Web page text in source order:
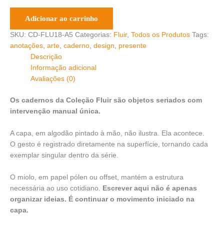
Adicionar ao carrinho
SKU: CD-FLU18-A5 Categorias: Fluir, Todos os Produtos Tags:
anotações, arte, caderno, design, presente
Descrição
Informação adicional
Avaliações (0)
Os cadernos da Coleção Fluir são objetos seriados com
intervenção manual única.
A capa, em algodão pintado à mão, não ilustra. Ela acontece.
O gesto é registrado diretamente na superfície, tornando cada
exemplar singular dentro da série.
O miolo, em papel pólen ou offset, mantém a estrutura
necessária ao uso cotidiano. Escrever aqui não é apenas
organizar ideias. É continuar o movimento iniciado na
capa.